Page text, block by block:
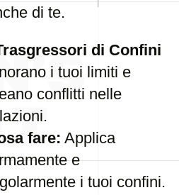
di te.
di Confini
i tuoi limiti e
conflitti nelle
fare: Applica
e
i tuoi confini.